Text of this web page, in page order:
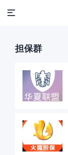
担保群